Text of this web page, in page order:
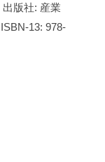
出版社: 産業
ISBN-13: 978-